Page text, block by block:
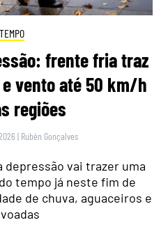
TEMPO
frente fria traz
vento até 50 km/h
regiões
| Rubén Gonçalves
depressão vai trazer uma
tempo já neste fim de
de chuva, aguaceiros e